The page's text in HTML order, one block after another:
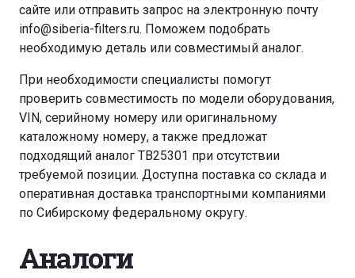
сайте или отправить запрос на электронную почту
info@siberia-filters.ru. Поможем подобрать
необходимую деталь или совместимый аналог.
При необходимости специалисты помогут
проверить совместимость по модели оборудования,
VIN, серийному номеру или оригинальному
каталожному номеру, а также предложат
подходящий аналог TB25301 при отсутствии
требуемой позиции. Доступна поставка со склада и
оперативная доставка транспортными компаниями
по Сибирскому федеральному округу.
Аналоги